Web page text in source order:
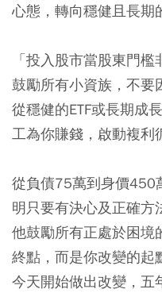
心態，轉向穩健且長期
「投入股市當股東門
鼓勵所有小資族，不要
從穩健的ETF或長期成
工為你賺錢，啟動複利
從負債75萬到身價450
明只要有決心及正確方
他鼓勵所有正處於困境
終點，而是你改變的起
今天開始做出改變，五